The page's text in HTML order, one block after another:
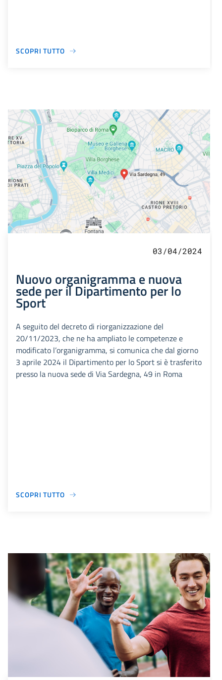
SCOPRI TUTTO
03/04/2024
Nuovo organigramma e nuova
sede per il Dipartimento per lo
Sport
A seguito del decreto di riorganizzazione del
20/11/2023, che ne ha ampliato le competenze e
modificato l’organigramma, si comunica che dal giorno
3 aprile 2024 il Dipartimento per lo Sport si è trasferito
presso la nuova sede di Via Sardegna, 49 in Roma
SCOPRI TUTTO